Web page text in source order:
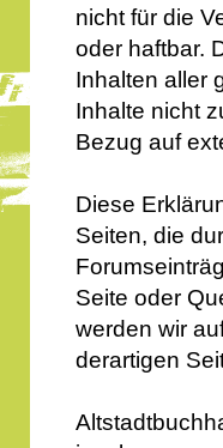
nicht für die
oder haftbar.
Inhalten aller
Inhalte nicht
Bezug auf
Diese
Seiten, die
Seite oder
werden wir
derartigen